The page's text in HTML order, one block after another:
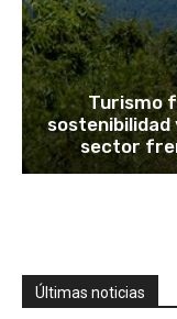
Turismo
sostenibilidad
sector
Últimas noticias